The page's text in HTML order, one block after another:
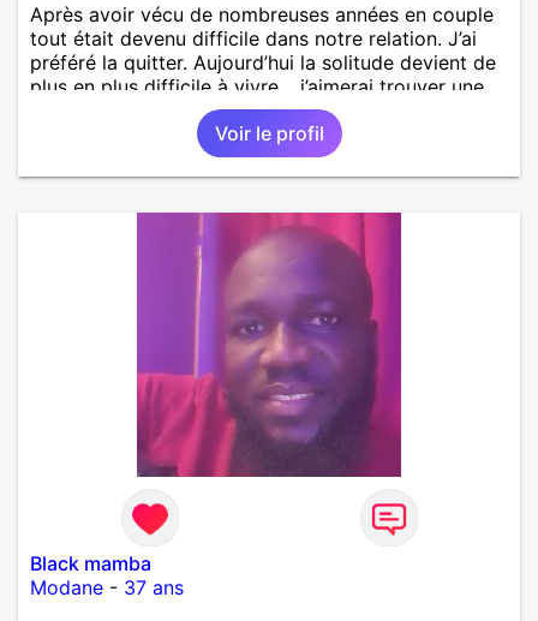
Après avoir vécu de nombreuses années en couple
tout était devenu difficile dans notre relation. J’ai
préféré la quitter. Aujourd’hui la solitude devient de
plus en plus difficile à vivre… j’aimerai trouver une
compagne digne de ce mot, pour vivre autrement.
J’ai besoin de partager tellement de pensées, de
sentiments, de choses simples, sans me prendre la
tête …
Voir le profil
Black mamba
Modane - 37 ans